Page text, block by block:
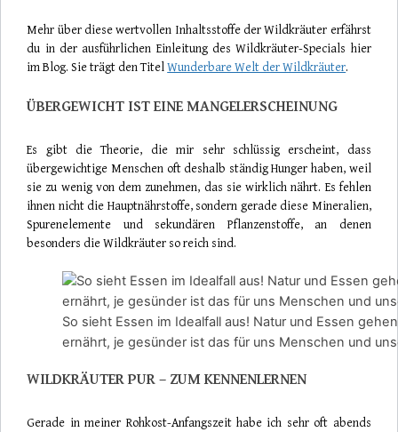
Mehr über diese wertvollen Inhaltsstoffe der Wildkräuter erfährst
du in der ausführlichen Einleitung des Wildkräuter-Specials hier
im Blog. Sie trägt den TitelWunderbare Welt der Wildkräuter.
ÜBERGEWICHT IST EINE MANGELERSCHEINUNG
Es gibt die Theorie, die mir sehr schlüssig erscheint, dass
übergewichtige Menschen oft deshalb ständig Hunger haben, weil
sie zu wenig von dem zunehmen, das sie wirklich nährt. Es fehlen
ihnen nicht die Hauptnährstoffe, sondern gerade diese Mineralien,
Spurenelemente und sekundären Pflanzenstoffe, an denen
besonders die Wildkräuter so reich sind.
So sieht Essen im Idealfall aus! Natur und Essen
ernährt, je gesünder ist das für uns Menschen und
WILDKRÄUTER PUR – ZUM KENNENLERNEN
Gerade in meiner Rohkost-Anfangszeit habe ich sehr oft abends